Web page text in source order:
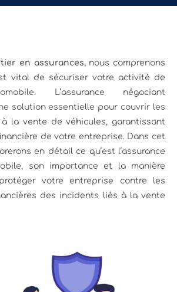
en assurances,nous comprenons
vital de sécuriser votre activité de
L’assurance négociant
solution essentielle pour couvrir les
la vente de véhicules, garantissant
de votre entreprise. Dans cet
en détail ce qu’est l’assurance
son importance et la manière
votre entreprise contre les
des incidents liés à la vente